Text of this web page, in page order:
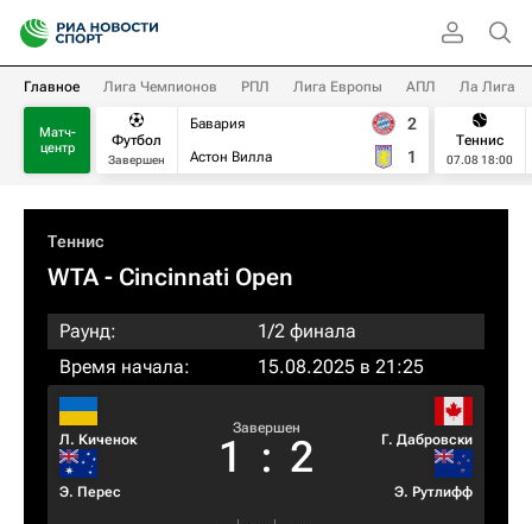
Главное Лига Чемпионов РПЛ Лига Европы АПЛ Ла Лига
Матч-
центр
Футбол
Завершен
Бавария
Астон Вилла
2
1
Теннис
07.08 18:00
Теннис
WTA- Cincinnati Open
Раунд:
1/2 финала
Время начала:
15.08.2025 в 21:25
Л. Киченок
Э. Перес
Завершен
1 : 2 Г. Дабровски
Э. Рутлифф